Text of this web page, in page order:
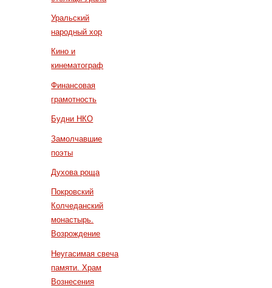
Уральский
народный хор
Кино и
кинематограф
Финансовая
грамотность
Будни НКО
Замолчавшие
поэты
Духова роща
Покровский
Колчеданский
монастырь.
Возрождение
Неугасимая свеча
памяти. Храм
Вознесения